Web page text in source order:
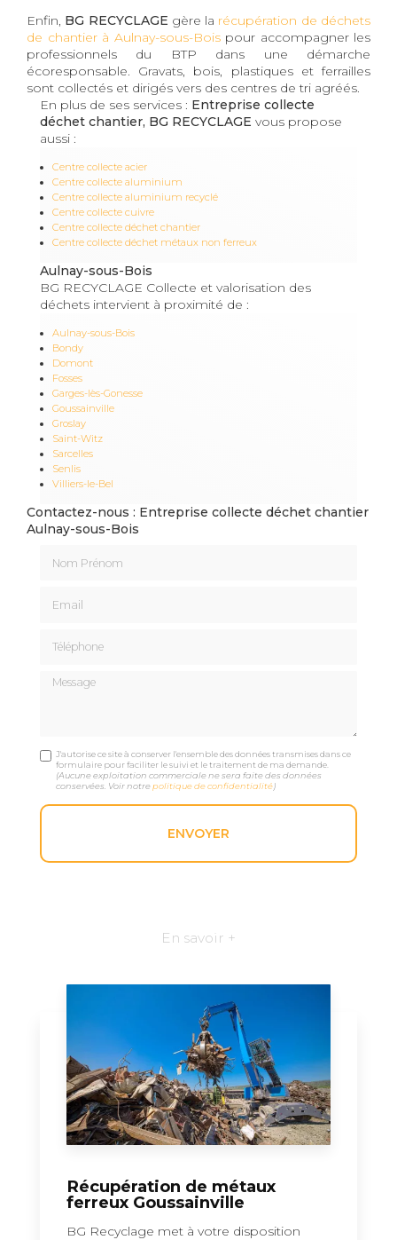
Enfin, BG RECYCLAGE gère la récupération de déchets
de chantier à Aulnay-sous-Boispour accompagner les
professionnels du BTP dans une démarche
écoresponsable. Gravats, bois, plastiques et ferrailles
sont collectés et dirigés vers des centres de tri agréés.
En plus de ses services : Entreprise collecte
déchet chantier, BG RECYCLAGE vous propose
aussi :
Centre collecte acier
Centre collecte aluminium
Centre collecte aluminium recyclé
Centre collecte cuivre
Centre collecte déchet chantier
Centre collecte déchet métaux non ferreux
Aulnay-sous-Bois
BG RECYCLAGE Collecte et valorisation des
déchets intervient à proximité de :
Aulnay-sous-Bois
Bondy
Domont
Fosses
Garges-lès-Gonesse
Goussainville
Groslay
Saint-Witz
Sarcelles
Senlis
Villiers-le-Bel
Contactez-nous : Entreprise collecte déchet chantier
Aulnay-sous-Bois
Message
J'autorise ce site à conserver l'ensemble des données transmises dans ce
formulaire pour faciliter le suivi et le traitement de ma demande.
(Aucune exploitation commerciale ne sera faite des données
conservées. Voir notrepolitique de confidentialité)
En savoir +
Récupération de métaux
ferreux Goussainville
BG Recyclage met à votre disposition